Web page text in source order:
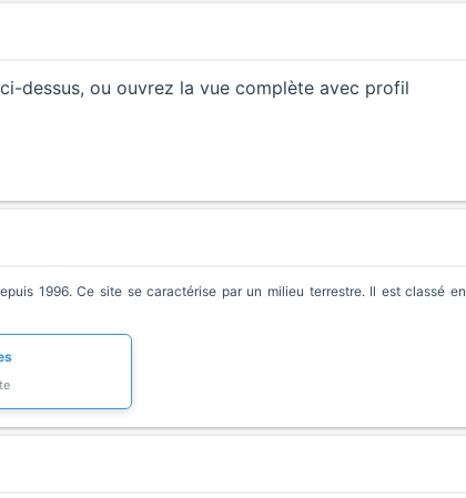
dessus, ou ouvrez la vue complète avec profil
1996. Ce site se caractérise par un milieu terrestre. Il est classé en